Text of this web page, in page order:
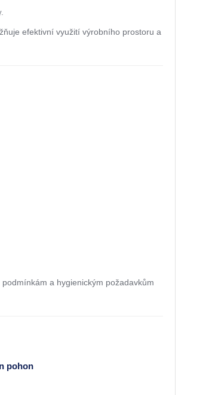
efektivní využití výrobního prostoru a
a hygienickým požadavkům
pohon